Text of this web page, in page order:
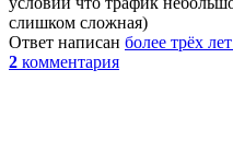
слишком сложная)
Ответ написан более трёх
2 комментария